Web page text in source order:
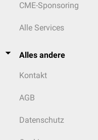
CME-Sponsoring
Alle Services
Alles andere
Kontakt
AGB
Datenschutz